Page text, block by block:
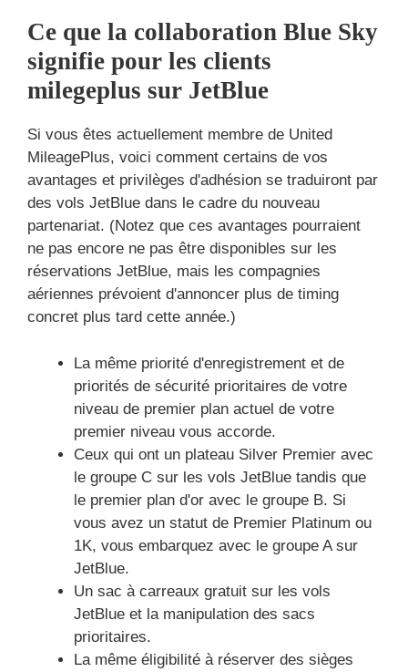
Ce que la collaboration Blue Sky
signifie pour les clients
milegeplus sur JetBlue
Si vous êtes actuellement membre de United
MileagePlus, voici comment certains de vos
avantages et privilèges d'adhésion se traduiront par
des vols JetBlue dans le cadre du nouveau
partenariat. (Notez que ces avantages pourraient
ne pas encore ne pas être disponibles sur les
réservations JetBlue, mais les compagnies
aériennes prévoient d'annoncer plus de timing
concret plus tard cette année.)
La même priorité d'enregistrement et de
priorités de sécurité prioritaires de votre
niveau de premier plan actuel de votre
premier niveau vous accorde.
Ceux qui ont un plateau Silver Premier avec
le groupe C sur les vols JetBlue tandis que
le premier plan d'or avec le groupe B. Si
vous avez un statut de Premier Platinum ou
1K, vous embarquez avec le groupe A sur
JetBlue.
Un sac à carreaux gratuit sur les vols
JetBlue et la manipulation des sacs
prioritaires.
La même éligibilité à réserver des sièges